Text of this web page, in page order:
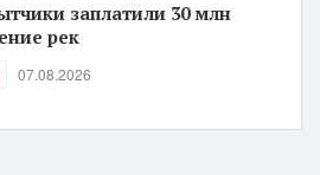
заплатили 30 млн
рек
07.08.2026